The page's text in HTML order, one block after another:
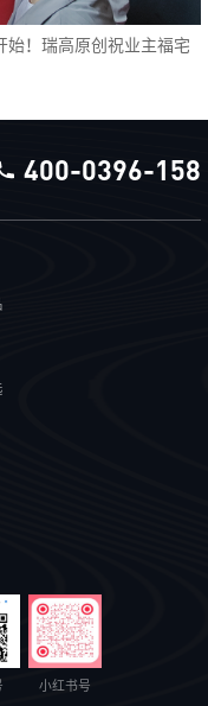
始！瑞高原创祝业主福宅
400-0396-158
小红书号